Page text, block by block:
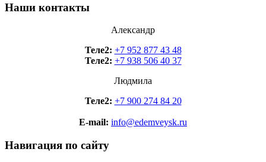
Наши контакты
Александр
Теле2: +7 952 877 43 48
Теле2: +7 938 506 40 37
Людмила
Теле2: +7 900 274 84 20
E-mail: info@edemveysk.ru
Навигация по сайту